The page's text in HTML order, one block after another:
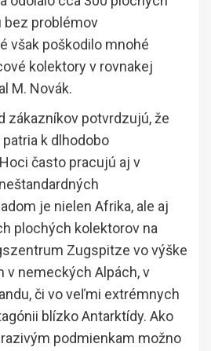
bez problémov
však poškodilo mnohé
kolektory v rovnakej
M. Novák.
zákazníkov potvrdzujú, že
k dlhodobo
často pracujú aj v
je nielen Afrika, ale aj
plochých kolektorov na
Zugspitze vo výške
v nemeckých Alpách, v
či vo veľmi extrémnych
blízko Antarktídy. Ako
podmienkam možno